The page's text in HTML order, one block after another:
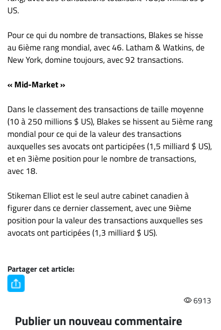
Publier
emploi
Publicité
recrutements
NOUS
Nous
joindre
À
Infolettre
S’abonner
FAQ
US.
Pour ce qui du nombre de transactions, Blakes se hisse
au 6ième rang mondial, avec 46. Latham & Watkins, de
New York, domine toujours, avec 92 transactions.
« Mid-Market »
Dans le classement des transactions de taille moyenne
(10 à 250 millions $ US), Blakes se hissent au 5ième rang
mondial pour ce qui de la valeur des transactions
auxquelles ses avocats ont participées (1,5 milliard $ US),
et en 3ième position pour le nombre de transactions,
avec 18.
Stikeman Elliot est le seul autre cabinet canadien à
figurer dans ce dernier classement, avec une 9ième
position pour la valeur des transactions auxquelles ses
avocats ont participées (1,3 milliard $ US).
Partager cet article:
6913
Publier un nouveau commentaire